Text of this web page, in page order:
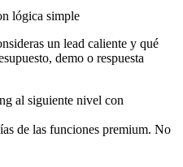
lógica simple
un lead caliente y qué
demo o respuesta
al siguiente nivel con
de las funciones premium. No